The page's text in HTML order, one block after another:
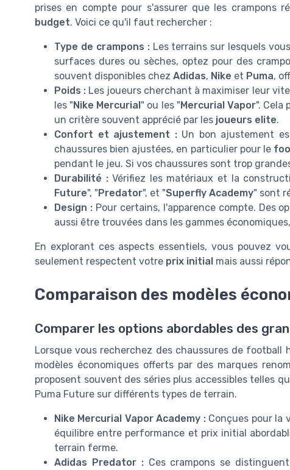
prises en compte pour s'assurer que les crampons
budget. Voici ce qu'il faut rechercher :
Type de crampons :Les terrains sur lesquels
surfaces dures ou sèches, optez pour des
souvent disponibles chez Adidas, Nike et Puma,
Poids : Les joueurs cherchant à maximiser leur
les " Nike Mercurial " ou les " Mercurial Vapor". Cela
un critère souvent apprécié par les joueurs elite.
Confort et ajustement :Un bon ajustement
chaussures bien ajustées, en particulier pour le
pendant le jeu. Si vos chaussures sont trop
Durabilité :Vérifiez les matériaux et la
Future", " Predator", et "Superfly Academy" sont
Design :Pour certains, l'apparence compte. Des
aussi être trouvées dans les gammes
En explorant ces aspects essentiels, vous pouvez
seulement respectent votre prix initial mais aussi
Comparaison des modèles
Comparer les options abordables des
Lorsque vous recherchez des chaussures de football
modèles économiques offerts par des marques
proposent souvent des séries plus accessibles telles
Puma Future sur différents types de terrain.
Nike Mercurial Vapor Academy :Conçues pour la
équilibre entre performance et prix initial
terrain ferme.
Adidas Predator :Ces crampons se